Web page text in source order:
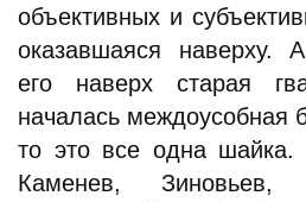
объективных и
оказавшаяся наверху.
его наверх старая
началась междоусобная
то это все одна шайка.
Каменев, Зиновьев,